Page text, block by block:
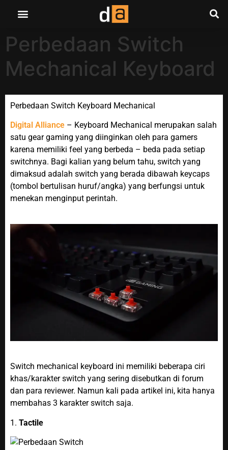
Perbedaan Switch
Mechanical Keyboard
Perbedaan Switch Keyboard Mechanical
Digital Alliance – Keyboard Mechanical merupakan salah
satu gear gaming yang diinginkan oleh para gamers
karena memiliki feel yang berbeda – beda pada setiap
switchnya. Bagi kalian yang belum tahu, switch yang
dimaksud adalah switch yang berada dibawah keycaps
(tombol bertulisan huruf/angka) yang berfungsi untuk
menekan menginput perintah.
Switch mechanical keyboard ini memiliki beberapa ciri
khas/karakter switch yang sering disebutkan di forum
dan para reviewer. Namun kali pada artikel ini, kita hanya
membahas 3 karakter switch saja.
1. Tactile